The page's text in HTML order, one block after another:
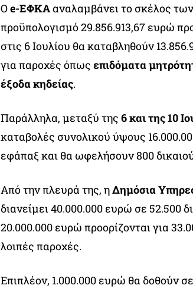
Οe-ΕΦΚΑαναλαμβάνει το σκέλος
προϋπολογισμό 29.856.913,67 ευρώ
στις 6 Ιουλίου θα καταβληθούν
για παροχές όπως επιδόματα
έξοδα κηδείας.
Παράλληλα, μεταξύ της 6 και της 10
καταβολές συνολικού ύψους
εφάπαξ και θα ωφελήσουν 800
Από την πλευρά της, ηΔημόσια
διανείμει 40.000.000 ευρώ σε 52.500
20.000.000 ευρώ προορίζονται για
λοιπές παροχές.
Επιπλέον, 1.000.000 ευρώ θα δοθούν